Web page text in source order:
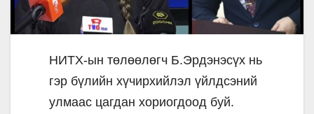
НИТХ-ын төлөөлөгч Б.Эрдэнэсүх нь
гэр бүлийн хүчирхийлэл үйлдсэний
улмаас цагдан хориогдоод буй.